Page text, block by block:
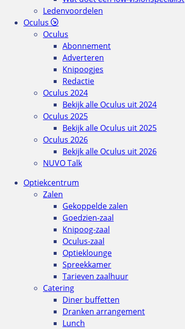
Ledenvoordelen
Oculus
Oculus
Abonnement
Adverteren
Knipoogjes
Redactie
Oculus 2024
Bekijk alle Oculus uit 2024
Oculus 2025
Bekijk alle Oculus uit 2025
Oculus 2026
Bekijk alle Oculus uit 2026
NUVO Talk
Optiekcentrum
Zalen
Gekoppelde zalen
Goedzien-zaal
Knipoog-zaal
Oculus-zaal
Optieklounge
Spreekkamer
Tarieven zaalhuur
Catering
Diner buffetten
Dranken arrangement
Lunch